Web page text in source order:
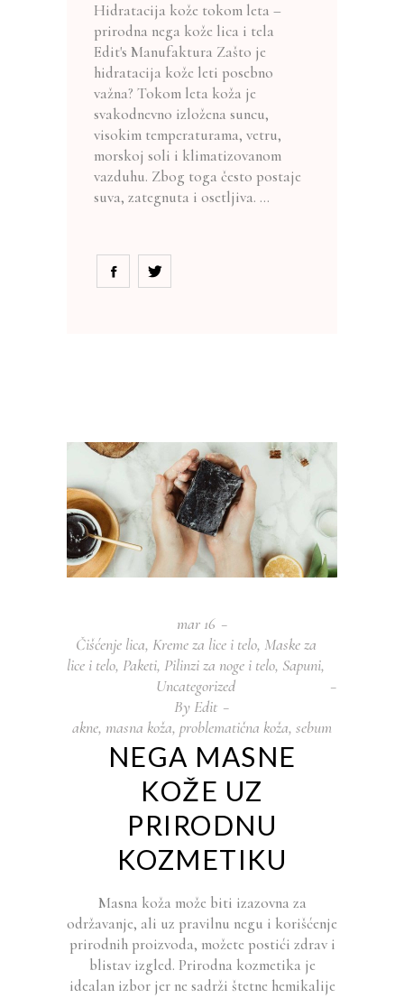
Hidratacija kože tokom leta –
prirodna nega kože lica i tela
Edit's Manufaktura Zašto je
hidratacija kože leti posebno
važna? Tokom leta koža je
svakodnevno izložena suncu,
visokim temperaturama, vetru,
morskoj soli i klimatizovanom
vazduhu. Zbog toga često postaje
suva, zategnuta i osetljiva.
mar 16
Čišćenje lica, Kreme za lice i telo, Maske za
lice i telo, Paketi, Pilinzi za noge i telo, Sapuni,
Uncategorized
By Edit
akne, masna koža, problematična koža, sebum
NEGA MASNE
KOŽE UZ
PRIRODNU
KOZMETIKU
Masna koža može biti izazovna za
održavanje, ali uz pravilnu negu i korišćenje
prirodnih proizvoda, možete postići zdrav i
blistav izgled. Prirodna kozmetika je
idealan izbor jer ne sadrži štetne hemikalije